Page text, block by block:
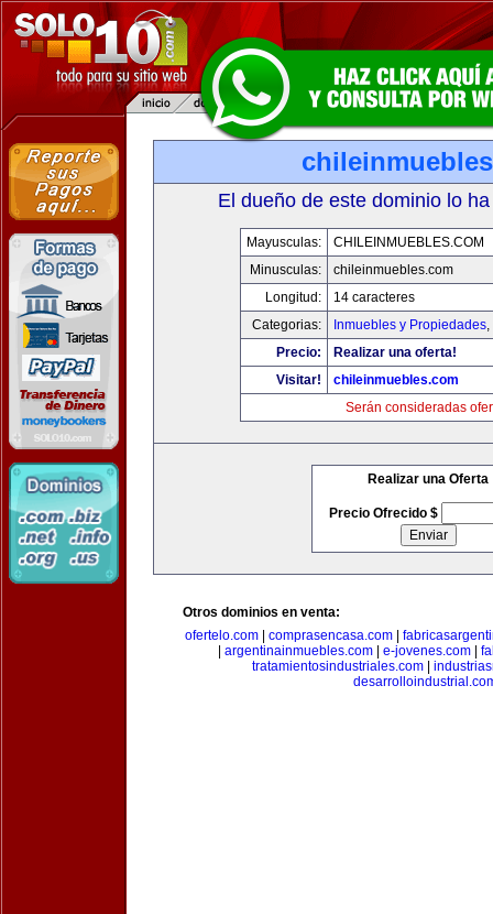
El dueño de este dominio lo
Mayusculas:
CHILEINMUEBLES.COM
Minusculas:
chileinmuebles.com
Longitud:
14 caracteres
Categorias:
Inmuebles y Propiedades,
Precio:
Realizar una oferta!
Visitar!
chileinmuebles.com
Serán consideradas
Realizar una Oferta
Precio Ofrecido $
Otros dominios en venta:
ofertelo.com| comprasencasa.com|
argentinainmuebles.com| e-jovenes.com|
tratamientosindustriales.com